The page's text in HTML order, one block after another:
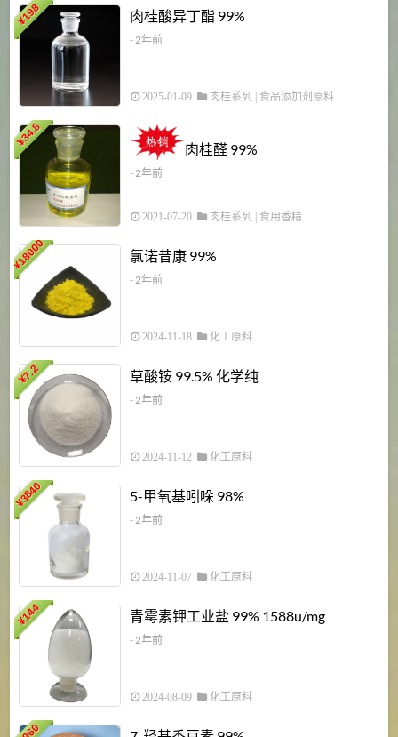
¥
198 肉桂酸异丁酯 99%
- 2年前
2025-01-09 肉桂系列 食品添加剂原料
¥
34.8
肉桂醛 99%
- 2年前
2021-07-20 肉桂系列 食用香精
¥
18000 氯诺昔康 99%
- 2年前
2024-11-18 化工原料
¥
7.2 草酸铵 99.5% 化学纯
- 2年前
2024-11-12 化工原料
¥
3840 5-甲氧基吲哚 98%
- 2年前
2024-11-07 化工原料
¥
144 青霉素钾工业盐 99% 1588u/mg
- 2年前
2024-08-09 化工原料
960